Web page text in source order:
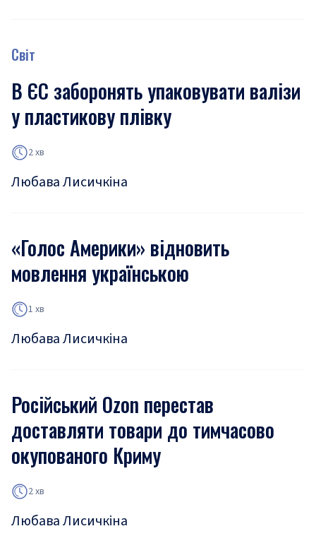
Світ
В ЄС заборонять упаковувати валізи
у пластикову плівку
2 хв
Любава Лисичкіна
«Голос Америки» відновить
мовлення українською
1 хв
Любава Лисичкіна
Російський Ozon перестав
доставляти товари до тимчасово
окупованого Криму
2 хв
Любава Лисичкіна